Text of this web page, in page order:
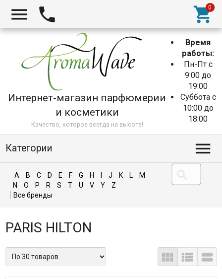
Интернет-магазин парфюмерии
и косметики
Качество, которое всегда на высоте!
Время
работы:
Пн-Пт с
9:00 до
19:00
Суббота с
10:00 до
18:00
Категории
A B C D E F G H J K L
M
N
O P R S T U V Y Z
PARIS HILTON